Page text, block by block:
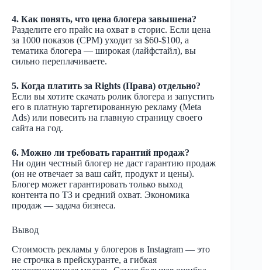
4. Как понять, что цена блогера завышена?
Разделите его прайс на охват в сторис. Если цена
за 1000 показов (CPM) уходит за $60-$100, а
тематика блогера — широкая (лайфстайл), вы
сильно переплачиваете.
5. Когда платить за Rights (Права) отдельно?
Если вы хотите скачать ролик блогера и запустить
его в платную таргетированную рекламу (Meta
Ads) или повесить на главную страницу своего
сайта на год.
6. Можно ли требовать гарантий продаж?
Ни один честный блогер не даст гарантию продаж
(он не отвечает за ваш сайт, продукт и цены).
Блогер может гарантировать только выход
контента по ТЗ и средний охват. Экономика
продаж — задача бизнеса.
Вывод
Стоимость рекламы у блогеров в Instagram — это
не строчка в прейскуранте, а гибкая